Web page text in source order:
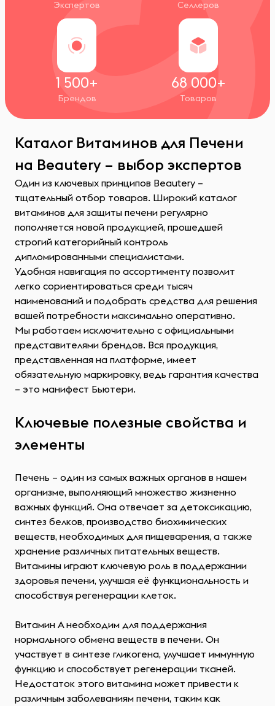
Экспертов Селлеров
1 500+
Брендов
68 000+
Товаров
Каталог Витаминов для Печени
на Beautery – выбор экспертов
Один из ключевых принципов Beautery –
тщательный отбор товаров. Широкий каталог
витаминов для защиты печени регулярно
пополняется новой продукцией, прошедшей
строгий категорийный контроль
дипломированными специалистами.
Удобная навигация по ассортименту позволит
легко сориентироваться среди тысяч
наименований и подобрать средства для решения
вашей потребности максимально оперативно.
Мы работаем исключительно с официальными
представителями брендов. Вся продукция,
представленная на платформе, имеет
обязательную маркировку, ведь гарантия качества
– это манифест Бьютери.
Ключевые полезные свойства и
элементы
Печень – один из самых важных органов в нашем
организме, выполняющий множество жизненно
важных функций. Она отвечает за детоксикацию,
синтез белков, производство биохимических
веществ, необходимых для пищеварения, а также
хранение различных питательных веществ.
Витамины играют ключевую роль в поддержании
здоровья печени, улучшая её функциональность и
способствуя регенерации клеток.
Витамин A необходим для поддержания
нормального обмена веществ в печени. Он
участвует в синтезе гликогена, улучшает иммунную
функцию и способствует регенерации тканей.
Недостаток этого витамина может привести к
различным заболеваниям печени, таким как